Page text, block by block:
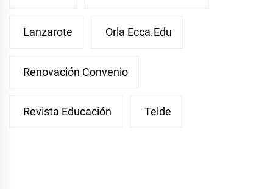
Lanzarote Orla Ecca.edu
Renovación Convenio
Revista Educación Telde